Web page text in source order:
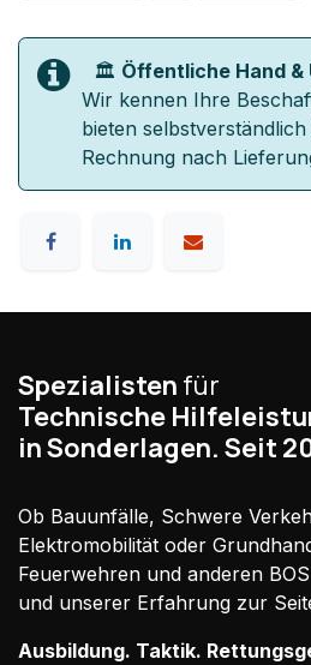
🏛️ Öffentliche Hand &
Wir kennen Ihre
bieten
Rechnung nach
Spezialisten für
Technische
in Sonderlagen. Seit
Ob Bauunfälle, Schwere
Elektromobilität oder
Feuerwehren und anderen
und unserer Erfahrung zur
Ausbildung. Taktik.